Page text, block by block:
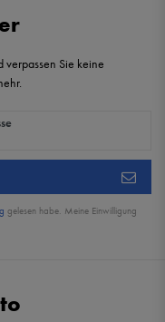
verpassen Sie keine
Honig
gelesen habe. Meine Einwilligung